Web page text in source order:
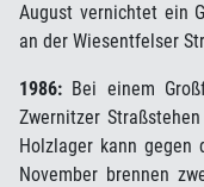
August vernichtet ein
an der Wiesentfelser
1986: Bei einem
Zwernitzer
Holzlager kann gegen
November brennen